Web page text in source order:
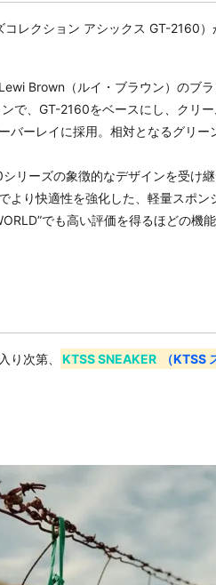
レクション アシックス GT-2160
Brown（ルイ・ブラウン）のブ
で、GT-2160をベースにし、クリ
バーレイに採用。相対となるグリー
リーズの象徴的なデザインを受け
より快適性を強化した、軽量スポン
でも高い評価を得るほどの機
り次第、 KTSS SNEAKER （KTSS